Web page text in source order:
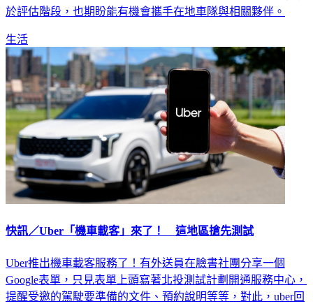
於評估階段，也期盼能有機會攜手在地車隊與相關夥伴。
生活
快訊／Uber「機車載客」來了！ 這地區搶先測試
Uber推出機車載客服務了！有外送員在臉書社團分享一個
Google表單，只見表單上頭寫著北投測試計劃開通服務中心，
提醒受邀的駕駛要準備的文件、預約說明等等，對此，uber回